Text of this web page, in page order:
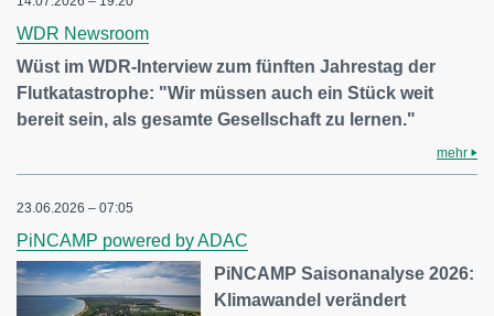
WDR Newsroom
Wüst im WDR-Interview zum fünften Jahrestag der
Flutkatastrophe: "Wir müssen auch ein Stück weit
bereit sein, als gesamte Gesellschaft zu lernen."
mehr
23.06.2026 – 07:05
PiNCAMP powered by ADAC
PiNCAMP Saisonanalyse 2026:
Klimawandel verändert